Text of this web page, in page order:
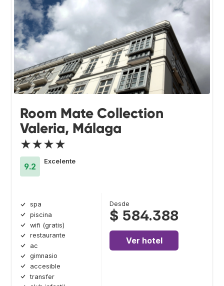
Room Mate Collection
Valeria, Málaga
★★★★
9.2
Excelente
spa
piscina
wifi (gratis)
restaurante
ac
gimnasio
accesible
transfer
Desde
$ 584.388
Ver hotel